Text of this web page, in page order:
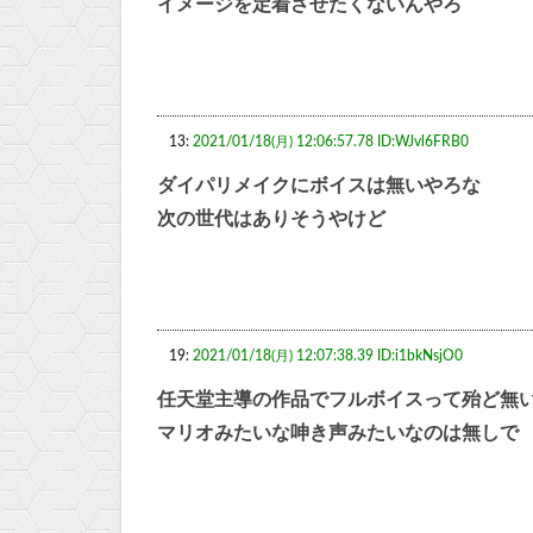
イメージを定着させたくないんやろ
13: 2021/01/18(月) 12:06:57.78 ID:WJvl6FRB0
ダイパリメイクにボイスは無いやろな
次の世代はありそうやけど
19: 2021/01/18(月) 12:07:38.39 ID:i1bkNsjO0
任天堂主導の作品でフルボイスって殆ど無
マリオみたいな呻き声みたいなのは無しで